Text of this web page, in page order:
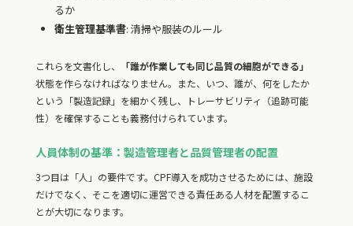
るか
衛生管理基準書: 清掃や服装のルール
これらを文書化し、
「誰が作業しても同じ品質の細胞ができる」
状態を作らなければなりません。また、いつ、誰が、何をしたか
という「製造記録」を細かく残し、トレーサビリティ（追跡可能
性）を確保することも義務付けられています。
人員体制の基準：製造管理者と品質管理者の配置
3つ目は「人」の要件です。CPF導入を成功させるためには、施設
だけでなく、そこを適切に運営できる責任ある人材を配置するこ
とが大切になります。